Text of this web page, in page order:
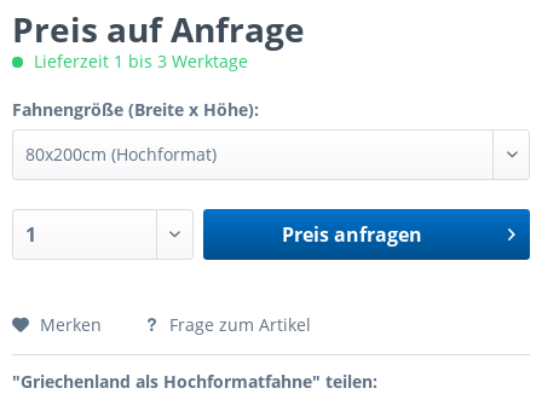
Preis auf Anfrage
Lieferzeit 1 bis 3 Werktage
Fahnengröße (Breite x Höhe):
Preis anfragen
Preis anfragen
Merken Frage zum Artikel
"Griechenland als Hochformatfahne" teilen: